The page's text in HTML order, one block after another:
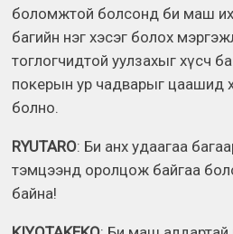
боломжтой болсонд би маш их
багийн нэг хэсэг болох
тоглогчидтой уулзахыг хүсч
покерын ур чадварыг цаашид
болно.
RYUTARO: Би анх удаагаа
тэмцээнд оролцож байгаа
байна!